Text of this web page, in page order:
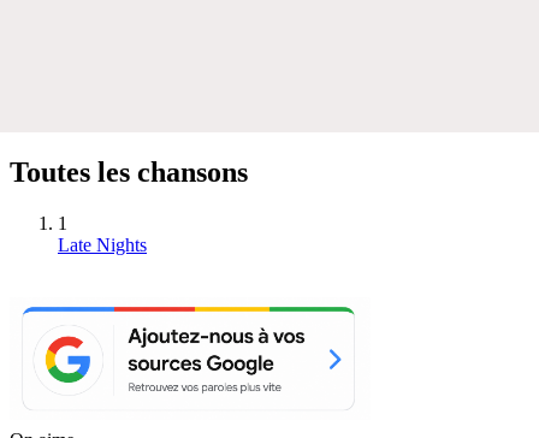
Toutes les chansons
1
Late Nights